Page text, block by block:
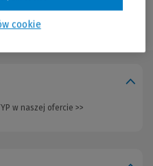
w naszej ofercie >>
cookie